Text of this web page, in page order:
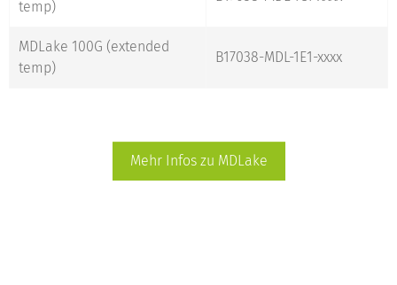
MDLake 100G – c-
temp)
MDLake 100G (extended
temp)
B17038-MDL-1E1-xxxx
Mehr Infos zu MDLake